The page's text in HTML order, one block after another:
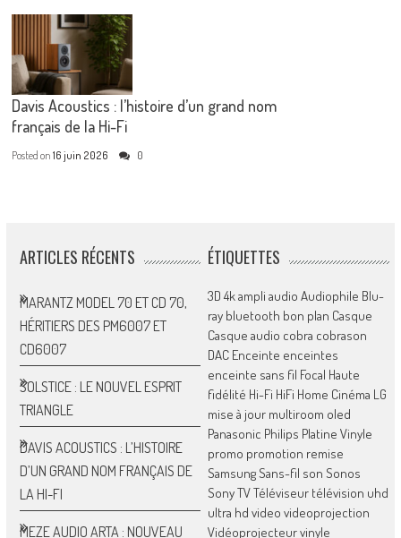
Davis Acoustics : l’histoire d’un grand nom
français de la Hi-Fi
Posted on16 juin 2026 0
ARTICLES RÉCENTS
MARANTZ MODEL 70 ET CD 70,
HÉRITIERS DES PM6007 ET
CD6007
SOLSTICE : LE NOUVEL ESPRIT
TRIANGLE
DAVIS ACOUSTICS : L’HISTOIRE
D’UN GRAND NOM FRANÇAIS DE
LA HI-FI
MEZE AUDIO ARTA : NOUVEAU
ÉTIQUETTES
3D 4kampli audio Audiophile Blu-
ray bluetooth bon plan Casque
Casque audio cobra cobrason
DAC Enceinte enceintes
enceinte sans fil Focal Haute
fidélité Hi-Fi HiFi Home Cinéma LG
mise à jour multiroom oled
Panasonic Philips Platine Vinyle
promo promotion remise
SamsungSans-fil son Sonos
SonyTVTéléviseur télévision uhd
ultra hd video videoprojection
Vidéoprojecteurvinyle